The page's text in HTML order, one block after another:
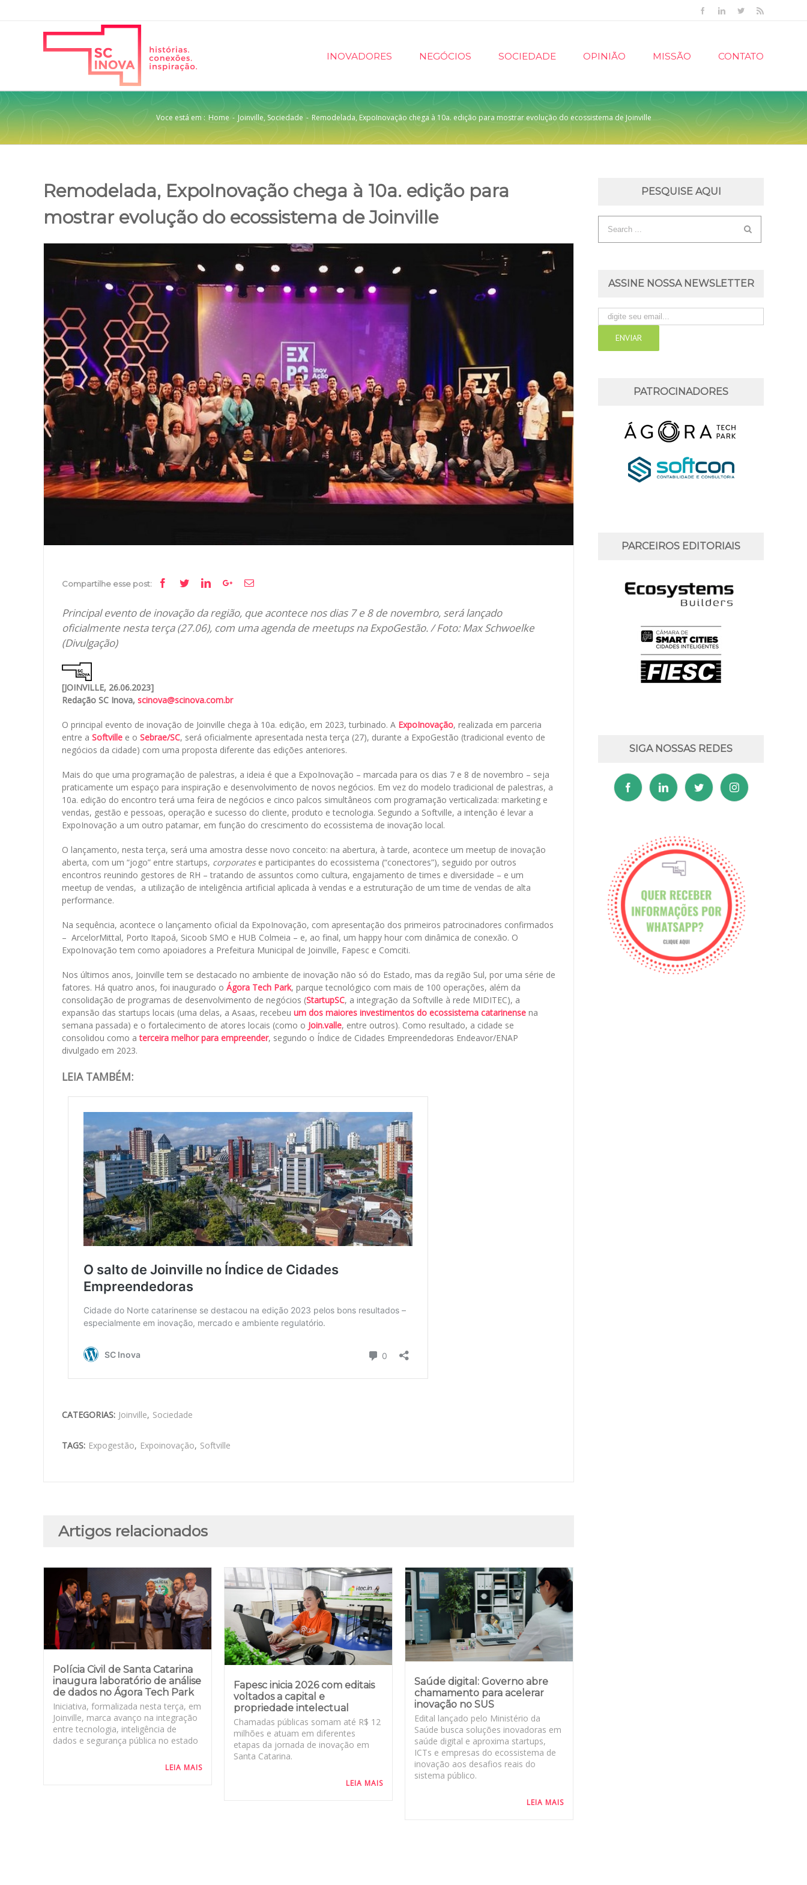
FacebookLinkedinTwitter
INOVADORES NEGÓCIOS SOCIEDADE OPINIÃO MISSÃO CONTATO
Voce está em : Home - Joinville,Sociedade - Remodelada, ExpoInovação chega à 10a. edição para mostrar evolução do ecossistema de Joinville
Remodelada, ExpoInovação chega à 10a. edição para
mostrar evolução do ecossistema de Joinville
Larger
Compartilhe esse post: Facebook
TwitterLinkedinGoogle+Email
Principal evento de inovação da região, que acontece nos dias 7 e 8 de novembro, será lançado
oficialmente nesta terça (27.06), com uma agenda de meetups na ExpoGestão. / Foto: Max Schwoelke
(Divulgação)
[JOINVILLE, 26.06.2023]
Redação SC Inova, scinova@scinova.com.br
O principal evento de inovação de Joinville chega à 10a. edição, em 2023, turbinado. A ExpoInovação, realizada em parceria
entre a Softville e o Sebrae/SC, será oficialmente apresentada nesta terça (27), durante a ExpoGestão (tradicional evento de
negócios da cidade) com uma proposta diferente das edições anteriores.
Mais do que uma programação de palestras, a ideia é que a ExpoInovação – marcada para os dias 7 e 8 de novembro – seja
praticamente um espaço para inspiração e desenvolvimento de novos negócios. Em vez do modelo tradicional de palestras, a
10a. edição do encontro terá uma feira de negócios e cinco palcos simultâneos com programação verticalizada: marketing e
vendas, gestão e pessoas, operação e sucesso do cliente, produto e tecnologia. Segundo a Softville, a intenção é levar a
ExpoInovação a um outro patamar, em função do crescimento do ecossistema de inovação local.
O lançamento, nesta terça, será uma amostra desse novo conceito: na abertura, à tarde, acontece um meetup de inovação
aberta, com um “jogo” entre startups, corporatese participantes do ecossistema (“conectores”), seguido por outros
encontros reunindo gestores de RH – tratando de assuntos como cultura, engajamento de times e diversidade – e um
meetup de vendas, a utilização de inteligência artificial aplicada à vendas e a estruturação de um time de vendas de alta
performance.
Na sequência, acontece o lançamento oficial da ExpoInovação, com apresentação dos primeiros patrocinadores confirmados
– ArcelorMittal, Porto Itapoá, Sicoob SMO e HUB Colmeia – e, ao final, um happy hour com dinâmica de conexão. O
ExpoInovação tem como apoiadores a Prefeitura Municipal de Joinville, Fapesc e Comciti.
Nos últimos anos, Joinville tem se destacado no ambiente de inovação não só do Estado, mas da região Sul, por uma série de
fatores. Há quatro anos, foi inaugurado o Ágora Tech Park, parque tecnológico com mais de 100 operações, além da
consolidação de programas de desenvolvimento de negócios (StartupSC, a integração da Softville à rede MIDITEC), a
expansão das startups locais (uma delas, a Asaas, recebeu um dos maiores investimentos do ecossistema catarinense na
semana passada) e o fortalecimento de atores locais (como o Join.valle, entre outros). Como resultado, a cidade se
consolidou como aterceira melhor para empreender, segundo o Índice de Cidades Empreendedoras Endeavor/ENAP
divulgado em 2023.
LEIA TAMBÉM:
CATEGORIAS: Joinville, Sociedade
TAGS: Expogestão, Expoinovação, Softville
PESQUISE AQUI
ASSINE NOSSA NEWSLETTER
PATROCINADORES
PARCEIROS EDITORIAIS
SIGA NOSSAS REDES
Artigos relacionados
Polícia Civil de Santa Catarina
inaugura laboratório de análise
de dados no Ágora Tech Park
Iniciativa, formalizada nesta terça, em
Joinville, marca avanço na integração
entre tecnologia, inteligência de
dados e segurança pública no estado
LEIA MAIS
Fapesc inicia 2026 com editais
voltados a capital e
propriedade intelectual
Chamadas públicas somam até R$ 12
milhões e atuam em diferentes
etapas da jornada de inovação em
Santa Catarina.
LEIA MAIS
Saúde digital: Governo abre
chamamento para acelerar
inovação no SUS
Edital lançado pelo Ministério da
Saúde busca soluções inovadoras em
saúde digital e aproxima startups,
ICTs e empresas do ecossistema de
inovação aos desafios reais do
sistema público.
LEIA MAIS